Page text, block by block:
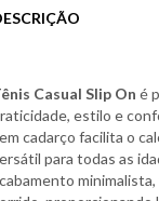
Casual Slip On é
estilo e
cadarço facilita o
para todas as